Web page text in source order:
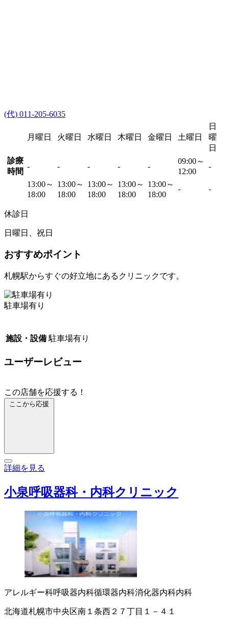
(代) 011-205-6035
月曜日 火曜日 水曜日 木曜日 金曜日 土曜日
日
曜
日
診療
時間
- - - - -
09:00～
12:00
-
13:00～
18:00
13:00～
18:00
13:00～
18:00
13:00～
18:00
13:00～
18:00
- -
休診日
日曜日、祝日
おすすめポイント
札幌駅からすぐの好立地にあるクリニックです。
駐車場有り
施設・設備 駐車場有り
ユーザーレビュー
この店舗を応援する！
ここから応援
詳細を見る
小泉呼吸器科・内科クリニック
アレルギー科呼吸器内科循環器内科消化器内科内科
北海道札幌市中央区南１条西２７丁目１－４１